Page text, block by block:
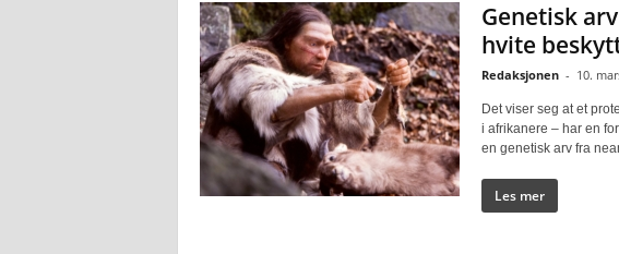
Genetisk
hvite
Redaksjonen - 10.
Det viser seg at et
i afrikanere – har en
en genetisk arv fra
Les mer